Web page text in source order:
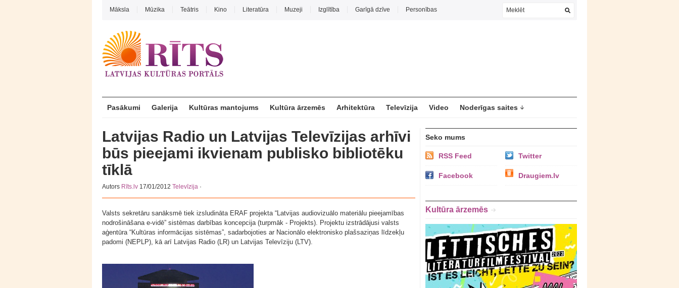
Māksla Mūzika Teātris Kino Literatūra Muzeji Izglītība Garīgā dzīve Personības
Pasākumi Galerija Kultūras mantojums Kultūra ārzemēs Arhitektūra Televīzija Video Noderīgas saites
Latvijas Radio un Latvijas Televīzijas arhīvi
būs pieejami ikvienam publisko bibliotēku
tīklā
Autors Rīts.lv 17/01/2012 Televīzija ·
Valsts sekretāru sanāksmē tiek izsludināta ERAF projekta “Latvijas audiovizuālo materiālu pieejamības
nodrošināšana e-vidē” sistēmas darbības koncepcija (turpmāk - Projekts). Projektu izstrādājusi valsts
aģentūra “Kultūras informācijas sistēmas”, sadarbojoties ar Nacionālo elektronisko plašsaziņas līdzekļu
padomi (NEPLP), kā arī Latvijas Radio (LR) un Latvijas Televīziju (LTV).
Seko mums
RSS Feed Twitter
Facebook Draugiem.lv
Kultūra ārzemēs